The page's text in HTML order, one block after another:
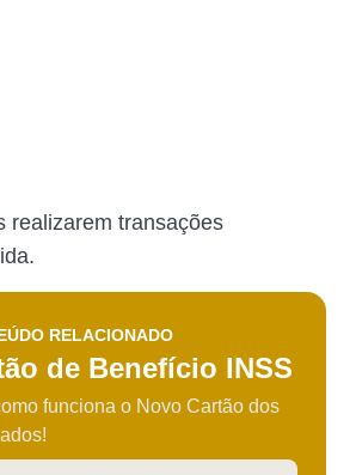
realizarem transações
RELACIONADO
de Benefício INSS
funciona o Novo Cartão dos